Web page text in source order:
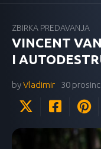
ZBIRKA PREDAVANJA
VINCENT
I
byVladimir 30